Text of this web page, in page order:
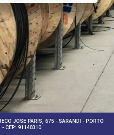
JOSE PARIS, 675 - SARANDI - PORTO
- CEP: 91140310